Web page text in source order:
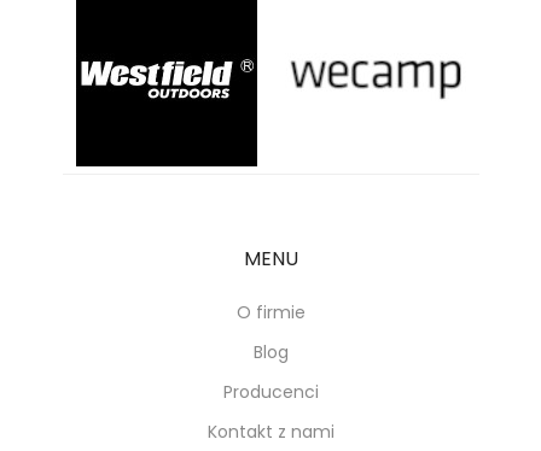
MENU
O firmie
Blog
Producenci
Kontakt z nami